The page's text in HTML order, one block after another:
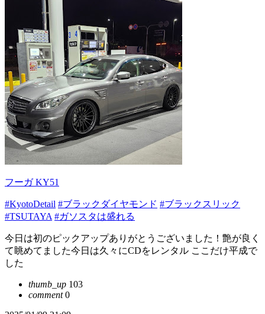
フーガ KY51
#KyotoDetail #ブラックダイヤモンド #ブラックスリック
#TSUTAYA #ガソスタは盛れる
今日は初のピックアップありがとうございました！艶が良く
て眺めてました今日は久々にCDをレンタル ここだけ平成で
した
thumb_up 103
comment0